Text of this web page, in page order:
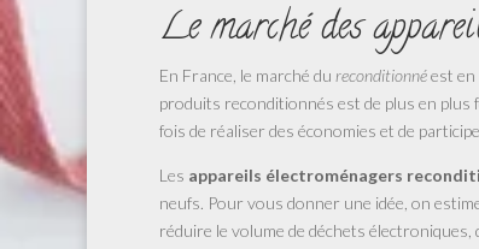
Le marché des
En France, le marché du reconditionnéest en
produits reconditionnés est de plus en plus
fois de réaliser des économies et de
Les appareils électroménagers
neufs. Pour vous donner une idée, on
réduire le volume de déchets